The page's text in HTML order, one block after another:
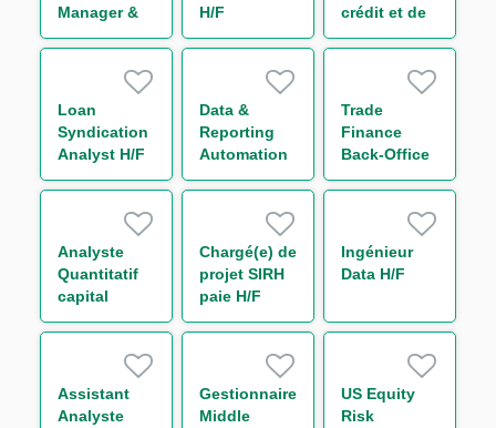
Manager &
Organisation
H/F
crédit et de
portefeuille -
Transport
H/F
Loan
Syndication
Analyst H/F
Data &
Reporting
Automation
Analyst M/F
Trade
Finance
Back-Office
Analyst F/M
Analyste
Quantitatif
capital
économique
Chargé(e) de
projet SIRH
paie H/F
Ingénieur
Data H/F
Assistant
Analyste
Gestionnaire
Middle
US Equity
Risk